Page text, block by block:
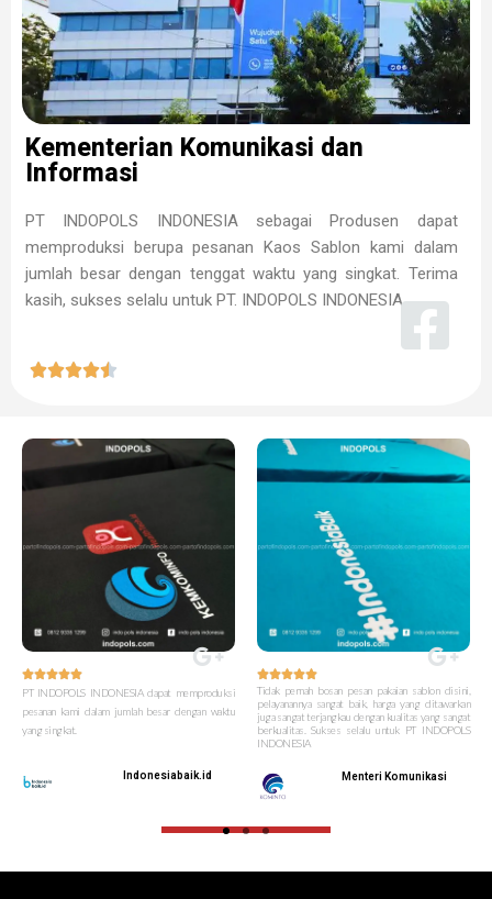
Kementerian Komunikasi dan
Informasi
PT INDOPOLS INDONESIA sebagai Produsen dapat
memproduksi berupa pesanan Kaos Sablon kami dalam
jumlah besar dengan tenggat waktu yang singkat. Terima
kasih, sukses selalu untuk PT. INDOPOLS INDONESIA


PT INDOPOLS INDONESIA dapat memproduksi
pesanan kami dalam jumlah besar dengan waktu
yang singkat.
Indonesiabaik.id

Tidak pernah bosan pesan pakaian sablon disini,
pelayanannya sangat baik, harga yang ditawarkan
juga sangat terjangkau dengan kualitas yang sangat
berkualitas. Sukses selalu untuk PT INDOPOLS
INDONESIA
Menteri Komunikasi